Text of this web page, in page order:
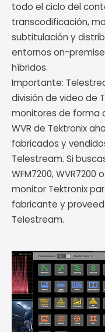
todo el ciclo del
transcodificación,
subtitulación y
entornos on-
híbridos.
Importante:
división de video de
monitores de forma
WVR de Tektronix
fabricados y
Telestream. Si
WFM7200, WVR7200
monitor Tektronix
fabricante y
Telestream.